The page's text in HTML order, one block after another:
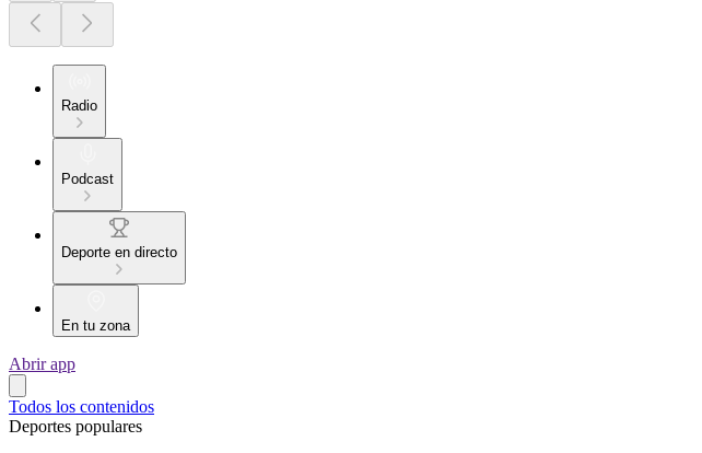
Radio
Podcast
Deporte en directo
En tu zona
Abrir app
Todos los contenidos
Deportes populares